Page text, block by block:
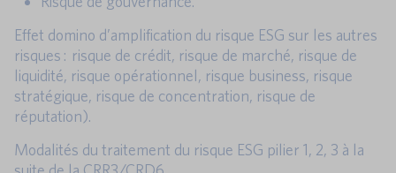
Effet domino d’amplification du risque ESG sur les autres
risques : risque de crédit, risque de marché, risque de
liquidité, risque opérationnel, risque business, risque
stratégique, risque de concentration, risque de
réputation).
Modalités du traitement du risque ESG pilier 1, 2, 3 à la